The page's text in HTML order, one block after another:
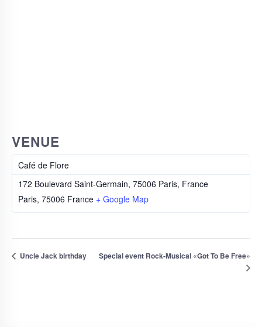
VENUE
Café de Flore
172 Boulevard Saint-Germain, 75006 Paris, France
Paris, 75006 France + Google Map
Uncle Jack birthday Special event Rock-Musical «Got To Be Free»